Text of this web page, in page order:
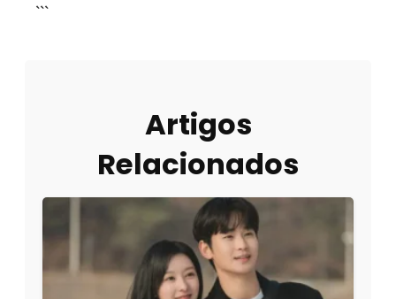
```
Artigos
Relacionados